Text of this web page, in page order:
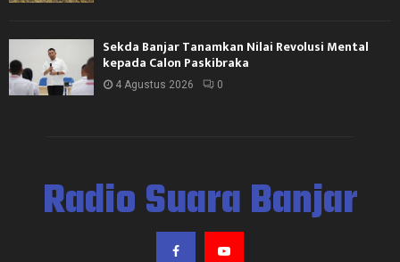
Sekda Banjar Tanamkan Nilai Revolusi Mental
kepada Calon Paskibraka
4 Agustus 2026 0
Radio Suara Banjar